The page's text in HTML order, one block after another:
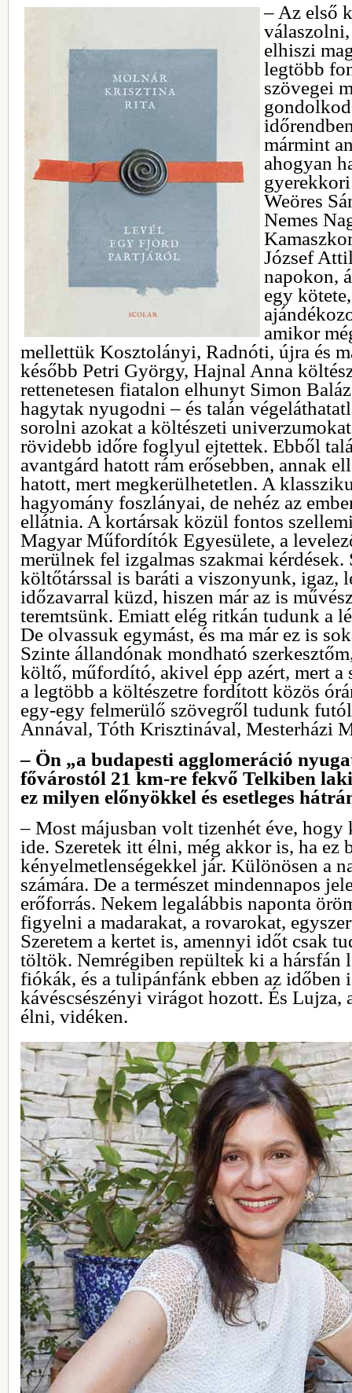
‒ Az első
elhiszi
legtöbb
szövegei
mármint
ahogyan
Weöres
Nemes
József
napokon,
egy
amikor
mellettük Kosztolányi, Radnóti, újra és
később Petri György, Hajnal Anna
rettenetesen fiatalon elhunyt Simon
hagytak nyugodni – és talán
sorolni azokat a költészeti
rövidebb időre foglyul ejtettek. Ebből
avantgárd hatott rám erősebben, annak
hatott, mert megkerülhetetlen. A
hagyomány foszlányai, de nehéz az
ellátnia. A kortársak közül fontos
Magyar Műfordítók Egyesülete, a
merülnek fel izgalmas szakmai kérdések.
költőtárssal is baráti a viszonyunk, igaz,
időzavarral küzd, hiszen már az is
teremtsünk. Emiatt elég ritkán tudunk a
De olvassuk egymást, és ma már ez is
Szinte állandónak mondható
költő, műfordító, akivel épp azért, mert a
a legtöbb a költészetre fordított közös
egy-egy felmerülő szövegről tudunk
Annával, Tóth Krisztinával, Mesterházi
‒ Ön „a budapesti agglomeráció
fővárostól 21 km-re fekvő Telkiben
ez milyen előnyökkel és esetleges
– Most májusban volt tizenhét éve,
ide. Szeretek itt élni, még akkor is, ha ez
kényelmetlenségekkel jár. Különösen a
számára. De a természet mindennapos
erőforrás. Nekem legalábbis naponta
figyelni a madarakat, a rovarokat,
Szeretem a kertet is, amennyi időt csak
töltök. Nemrégiben repültek ki a hársfán
fiókák, és a tulipánfánk ebben az időben
kávéscsészényi virágot hozott. És Lujza,
élni, vidéken.